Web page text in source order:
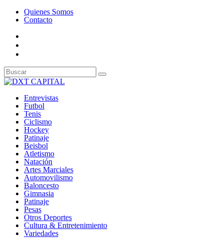
Quienes Somos
Contacto
Entrevistas
Futbol
Tenis
Ciclismo
Hockey
Patinaje
Beisbol
Atletismo
Natación
Artes Marciales
Automovilismo
Baloncesto
Gimnasia
Patinaje
Pesas
Otros Deportes
Cultura & Entretenimiento
Variedades